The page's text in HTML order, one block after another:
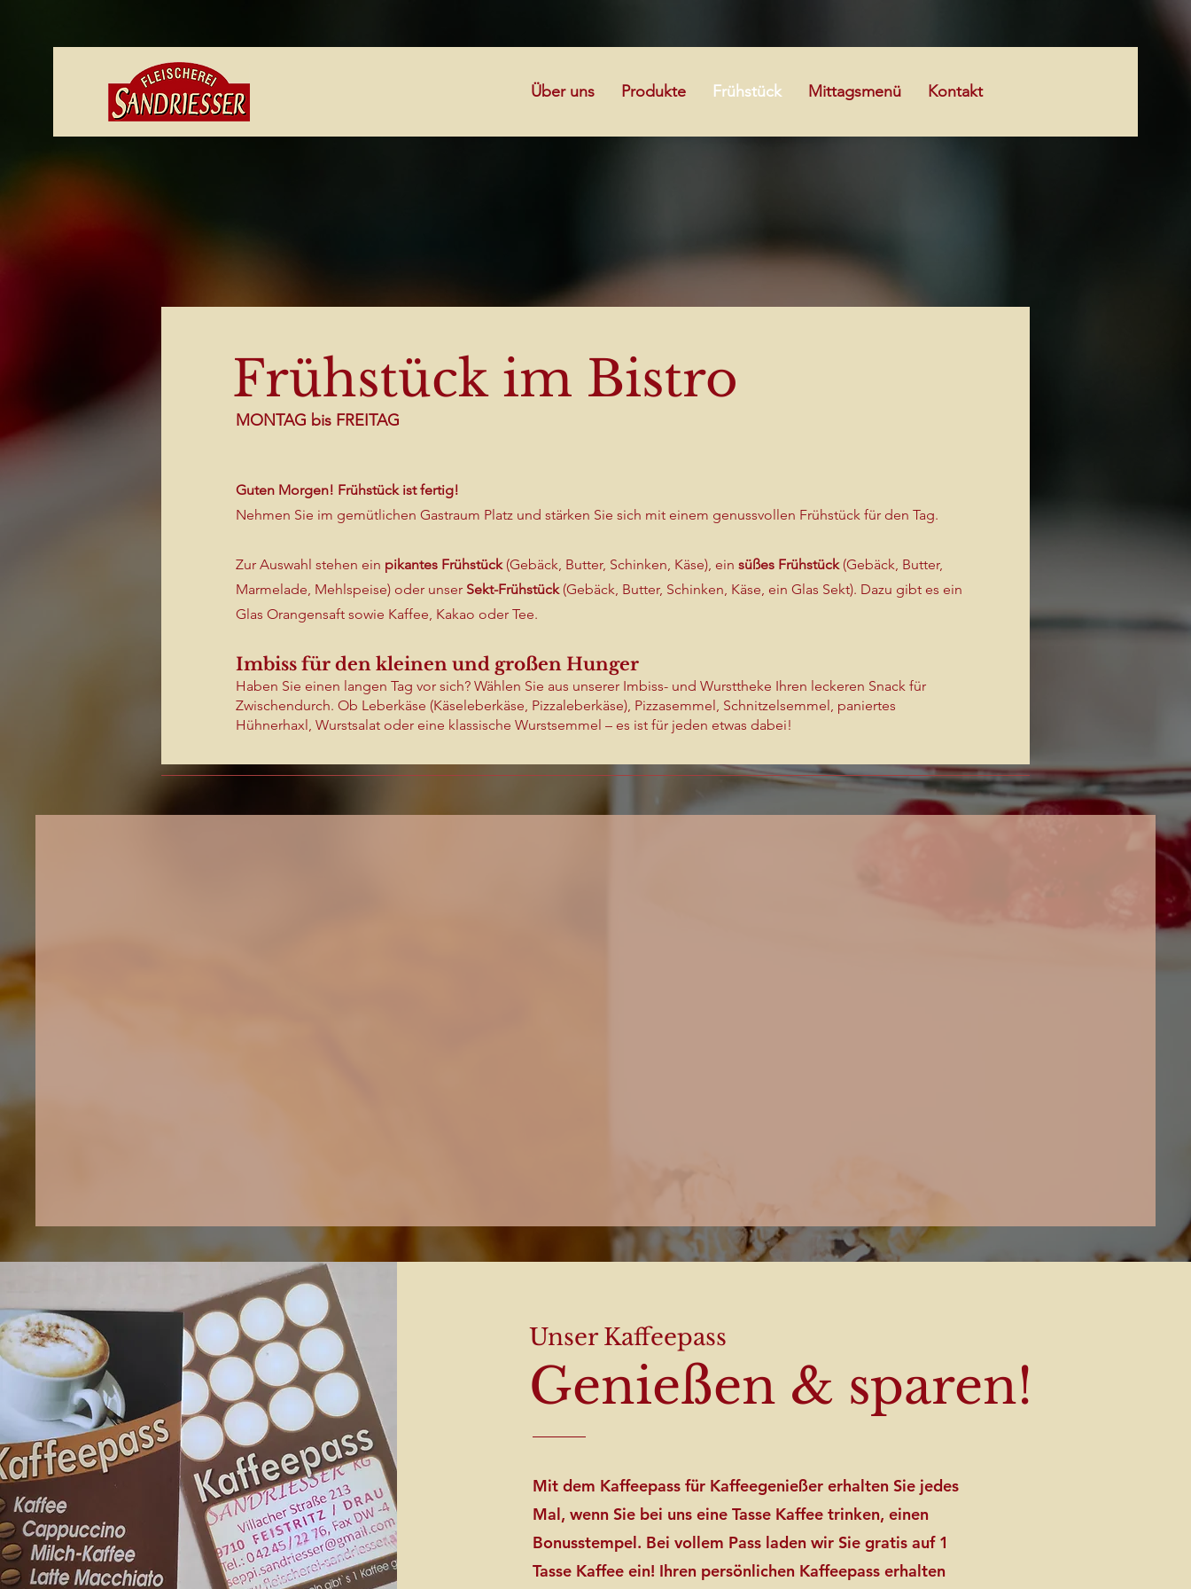
Über uns Produkte Frühstück Mittagsmenü Kontakt
Frühstück im Bistro
MONTAG bis FREITAG
Guten Morgen! Frühstück ist fertig!
Nehmen Sie im gemütlichen Gastraum Platz und stärken Sie sich mit einem genussvollen Frühstück für den Tag.
Zur Auswahl stehen ein pikantes Frühstück(Gebäck, Butter, Schinken, Käse), ein süßes Frühstück(Gebäck, Butter,
Marmelade, Mehlspeise) oder unser Sekt-Frühstück(Gebäck, Butter, Schinken, Käse, ein Glas Sekt). Dazu gibt es ein
Glas Orangensaft sowie Kaffee, Kakao oder Tee.
Imbiss für den kleinen und großen Hunger
Haben Sie einen langen Tag vor sich? Wählen Sie aus unserer Imbiss- und Wursttheke Ihren leckeren Snack für
Zwischendurch. Ob Leberkäse (Käseleberkäse, Pizzaleberkäse), Pizzasemmel, Schnitzelsemmel, paniertes
Hühnerhaxl, Wurstsalat oder eine klassische Wurstsemmel – es ist für jeden etwas dabei!
Unser Kaffeepass
Genießen & sparen!
Mit dem Kaffeepass für Kaffeegenießer erhalten Sie jedes
Mal, wenn Sie bei uns eine Tasse Kaffee trinken, einen
Bonusstempel. Bei vollem Pass laden wir Sie gratis auf 1
Tasse Kaffee ein! Ihren persönlichen Kaffeepass erhalten